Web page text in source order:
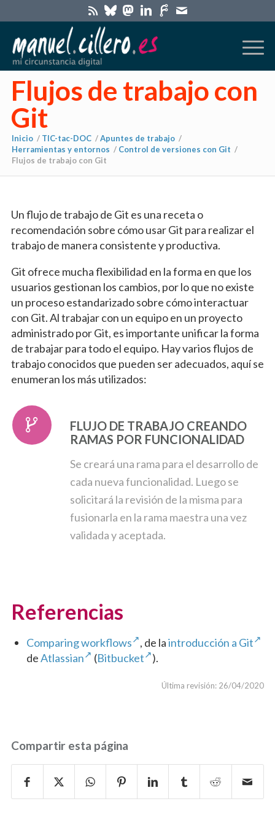
Flujos de trabajo con
Git
Inicio / TIC-tac-DOC /Apuntes de trabajo /
Herramientas y entornos / Control de versiones con Git /
Flujos de trabajo con Git
Un flujo de trabajo de Git es una receta o
recomendación sobre cómo usar Git para realizar el
trabajo de manera consistente y productiva.
Git ofrece mucha flexibilidad en la forma en que los
usuarios gestionan los cambios, por lo que no existe
un proceso estandarizado sobre cómo interactuar
con Git. Al trabajar con un equipo en un proyecto
administrado por Git, es importante unificar la forma
de trabajar para todo el equipo. Hay varios flujos de
trabajo conocidos que pueden ser adecuados, aquí se
enumeran los más utilizados:
FLUJO DE TRABAJO CREANDO
RAMAS POR FUNCIONALIDAD
Se creará una rama para el desarrollo de
cada nueva funcionalidad. Luego se
solicitará la revisión de la misma para
fusionarla en la rama maestra una vez
validada y aceptada.
Referencias
Comparing workflows , de laintroducción a Git
deAtlassian (Bitbucket ).
Última revisión: 26/04/2020
Compartir esta página